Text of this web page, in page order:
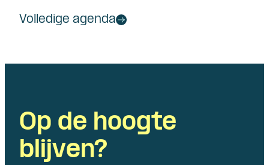
Volledige agenda
Op de hoogte
blijven?